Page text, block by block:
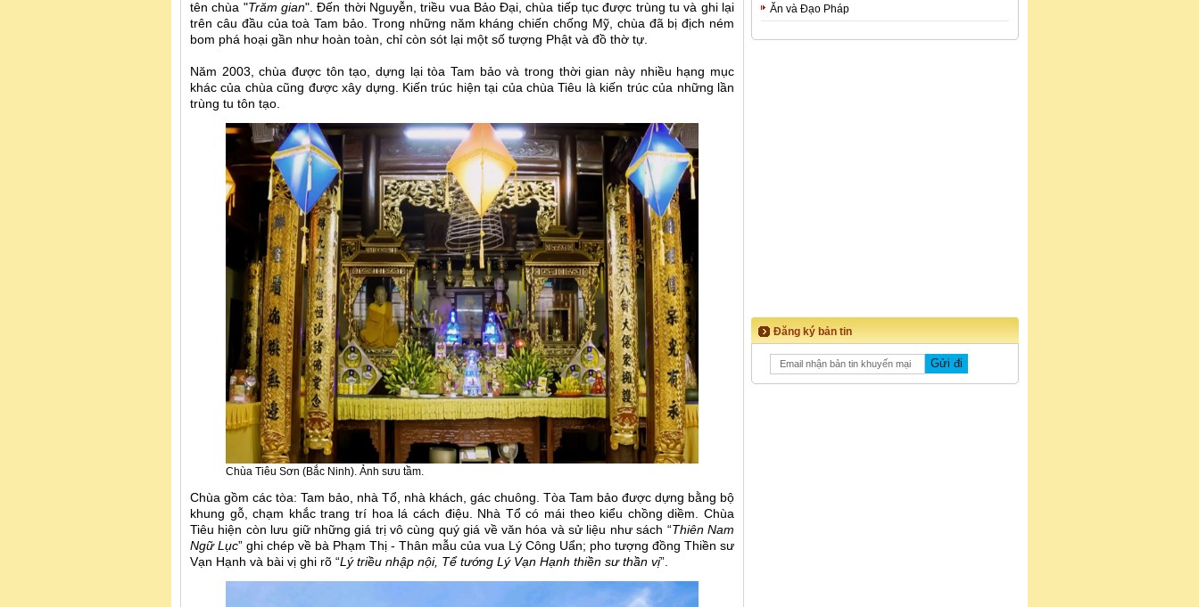
tên chùa "Trăm gian". Đến thời Nguyễn, triều vua Bảo Đại, chùa tiếp tục được trùng tu và ghi lại
trên câu đầu của toà Tam bảo. Trong những năm kháng chiến chống Mỹ, chùa đã bị địch ném
bom phá hoại gần như hoàn toàn, chỉ còn sót lại một số tượng Phật và đồ thờ tự.
Năm 2003, chùa được tôn tạo, dựng lại tòa Tam bảo và trong thời gian này nhiều hạng mục
khác của chùa cũng được xây dựng. Kiến trúc hiện tại của chùa Tiêu là kiến trúc của những lần
trùng tu tôn tạo.
Chùa Tiêu Sơn (Bắc Ninh). Ảnh sưu tầm.
Chùa gồm các tòa: Tam bảo, nhà Tổ, nhà khách, gác chuông. Tòa Tam bảo được dựng bằng bộ
khung gỗ, chạm khắc trang trí hoa lá cách điệu. Nhà Tổ có mái theo kiểu chồng diềm. Chùa
Tiêu hiện còn lưu giữ những giá trị vô cùng quý giá về văn hóa và sử liệu như sách “Thiên Nam
Ngữ Lục” ghi chép về bà Phạm Thị - Thân mẫu của vua Lý Công Uẩn; pho tượng đồng Thiền sư
Vạn Hạnh và bài vị ghi rõ “Lý triều nhập nội, Tể tướng Lý Vạn Hạnh thiền sư thần vị”.
Ăn và Đạo Pháp
Đăng ký bản tin